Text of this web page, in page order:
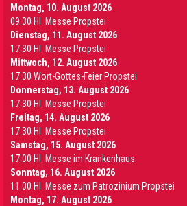
Montag, 10. August 2026
09.30 Hl. Messe Propstei
Dienstag, 11. August 2026
17.30 Hl. Messe Propstei
Mittwoch, 12. August 2026
17.30 Wort-Gottes-Feier Propstei
Donnerstag, 13. August 2026
17.30 Hl. Messe Propstei
Freitag, 14. August 2026
17.30 Hl. Messe Propstei
Samstag, 15. August 2026
17.00 Hl. Messe im Krankenhaus
Sonntag, 16. August 2026
11.00 Hl. Messe zum Patrozinium Propstei
Montag, 17. August 2026